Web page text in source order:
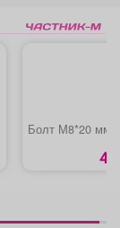
Болт М8*20 мм
4